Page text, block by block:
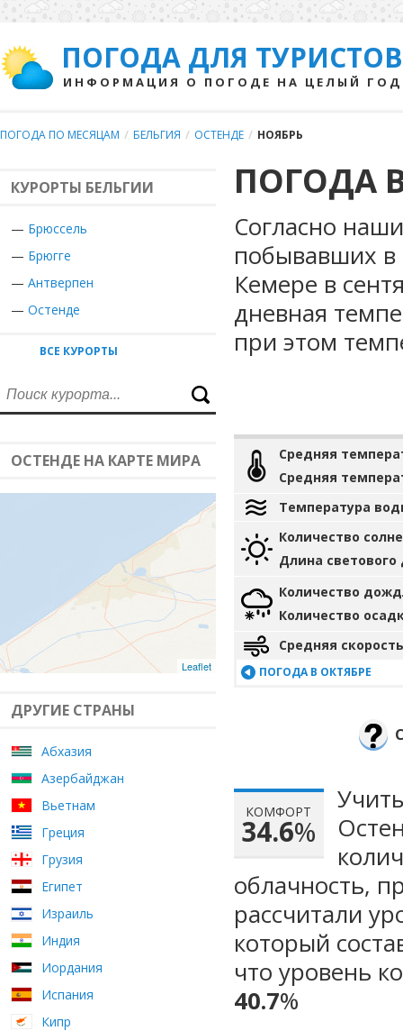
ПОГОДА ДЛЯ ТУРИСТОВ
ИНФОРМАЦИЯ О ПОГОДЕ НА ЦЕЛЫЙ ГОД
ПОГОДА ПО МЕСЯЦАМ / БЕЛЬГИЯ / ОСТЕНДЕ / НОЯБРЬ
КУРОРТЫ БЕЛЬГИИ
— Брюссель
— Брюгге
— Антверпен
— Остенде
ВСЕ КУРОРТЫ
ОСТЕНДЕ НА КАРТЕ МИРА
Leaflet
ДРУГИЕ СТРАНЫ
Абхазия
Азербайджан
Вьетнам
Греция
Грузия
Египет
Израиль
Индия
Иордания
Испания
Кипр
ПОГОДА
Согласно
побывавших в
Кемере в
дневная
при этом
Средняя
Средняя
Температура
Количество
Длина светового
Количество
Количество
Средняя
ПОГОДА В ОКТЯБРЕ
КОМФОРТ
34.6%
облачность,
рассчитали
который
что уровень
40.7%